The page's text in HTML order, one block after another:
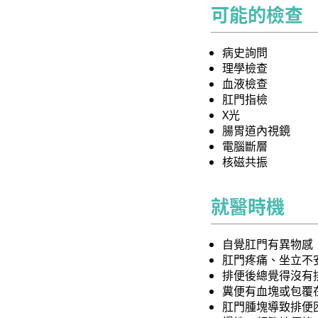
可能的檢查
病史詢問
理學檢查
血液檢查
肛門指檢
X光
腸胃道內視鏡
電腦斷層
核磁共振
就醫時機
自覺肛門有異物感
肛門疼痛、坐立不
排便後總覺得沒有
糞便有血塊或包覆
肛門腫塊導致排便